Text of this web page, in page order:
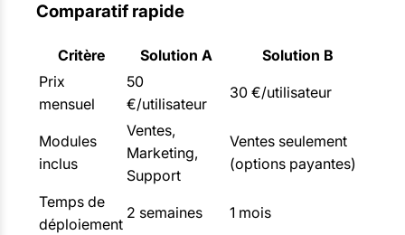
Comparatif rapide
Critère Solution A
Solution B
Prix
mensuel
50
€/utilisateur
30 €/utilisateur
Modules
inclus
Ventes,
Marketing,
Support
Ventes seulement
(options payantes)
Temps de
déploiement
2 semaines 1 mois